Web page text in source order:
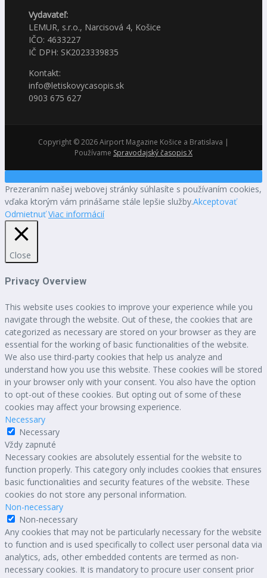
Vydavateľ:
LEMUR, s.r.o., Narcisová 4, Košice
IČO: 4633227
IČ DPH: SK2023339835
Kontakt:
info@letiskovycasopis.sk
0903 675 627
Copyright © 2026 Airport Magazine Košice a Bratislava |
Používame Spravodajský časopis X
Prezeraním našej webovej stránky súhlasíte s používaním cookies,
vďaka ktorým vám prinášame stále lepšie služby.Akceptovať
Odmietnuť Viac informácií
Close
Privacy Overview
This website uses cookies to improve your experience while you
navigate through the website. Out of these, the cookies that are
categorized as necessary are stored on your browser as they are
essential for the working of basic functionalities of the website.
We also use third-party cookies that help us analyze and
understand how you use this website. These cookies will be stored
in your browser only with your consent. You also have the option
to opt-out of these cookies. But opting out of some of these
cookies may affect your browsing experience.
Necessary
Necessary
Vždy zapnuté
Necessary cookies are absolutely essential for the website to
function properly. This category only includes cookies that ensures
basic functionalities and security features of the website. These
cookies do not store any personal information.
Non-necessary
Non-necessary
Any cookies that may not be particularly necessary for the website
to function and is used specifically to collect user personal data via
analytics, ads, other embedded contents are termed as non-
necessary cookies. It is mandatory to procure user consent prior